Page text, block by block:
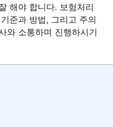
해야 합니다. 보험처리
준과 방법, 그리고 주의
와 소통하며 진행하시기